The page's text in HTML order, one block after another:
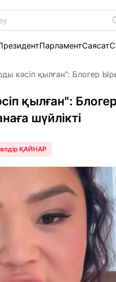
ПарламентСаясат
кәсіп қылған": Блогер
қылған":
шүйлікті
ҚАЙНАР